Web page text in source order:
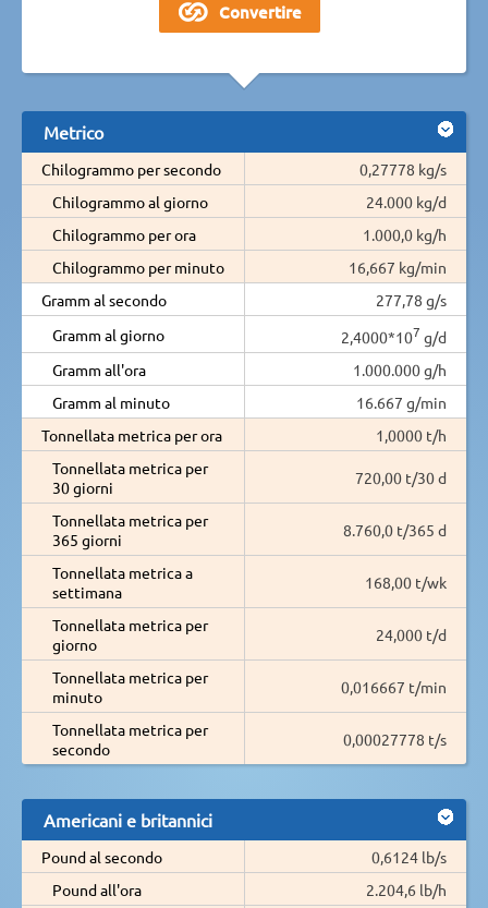
Metrico
Chilogrammo per secondo
0,27778 kg/s
Chilogrammo al giorno
24.000 kg/d
Chilogrammo per ora
1.000,0 kg/h
Chilogrammo per minuto
16,667 kg/min
Gramm al secondo
277,78 g/s
Gramm al giorno
2,4000*107 g/d
Gramm all'ora
1.000.000 g/h
Gramm al minuto
16.667 g/min
Tonnellata metrica per ora
1,0000 t/h
Tonnellata metrica per
30 giorni
720,00 t/30 d
Tonnellata metrica per
365 giorni
8.760,0 t/365 d
Tonnellata metrica a
settimana
168,00 t/wk
Tonnellata metrica per
giorno
24,000 t/d
Tonnellata metrica per
minuto
0,016667 t/min
Tonnellata metrica per
secondo
0,00027778 t/s
Americani e britannici
Pound al secondo
0,6124 lb/s
Pound all'ora
2.204,6 lb/h